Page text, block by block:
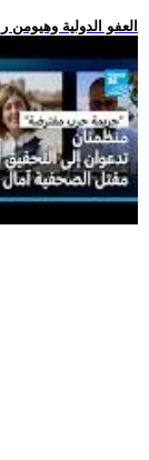
.. العفو الدولية